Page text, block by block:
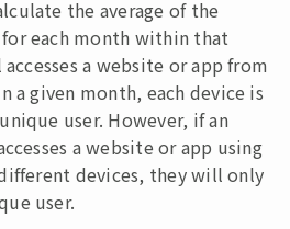
the average of the
each month within that
a website or app from
a given month, each device is
user. However, if an
a website or app using
devices, they will only
user.